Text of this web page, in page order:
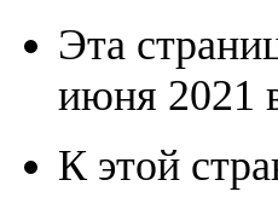
Эта
июня 2021
К этой